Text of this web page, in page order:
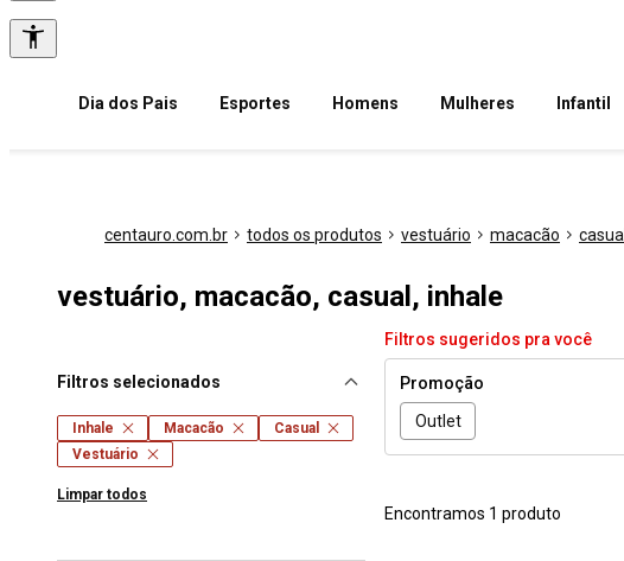
Dia dos Pais Esportes Homens Mulheres Infantil
centauro.com.br todos os produtos vestuário macacão casual
vestuário, macacão, casual, inhale
Filtros selecionados
Inhale Macacão
Casual
Vestuário
Limpar todos
Filtros sugeridos pra você
Promoção
Outlet
Encontramos 1 produto